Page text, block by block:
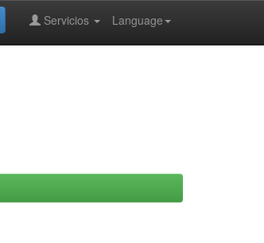
Language
Servicios